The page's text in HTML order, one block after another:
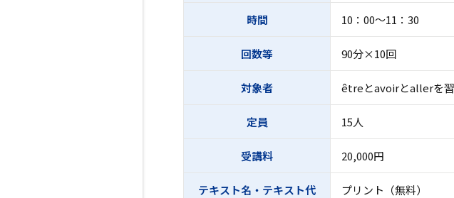
時間 10：00～11：30
回数等 90分×10回
対象者 êtreとavoirとallerを
定員 15人
受講料 20,000円
テキスト名・テキスト代 プリント（無料）